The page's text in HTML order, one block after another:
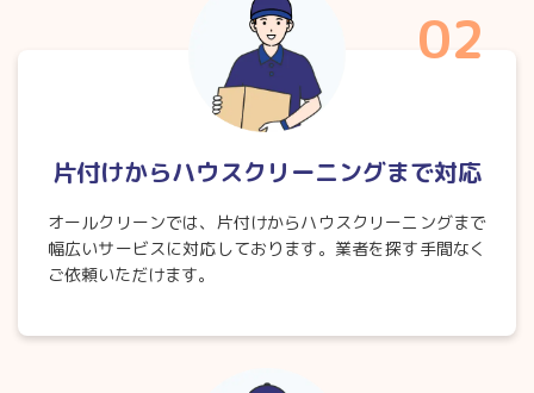
02
片付けからハウスクリーニングまで対応
オールクリーンでは、片付けからハウスクリーニングまで
幅広いサービスに対応しております。業者を探す手間なく
ご依頼いただけます。